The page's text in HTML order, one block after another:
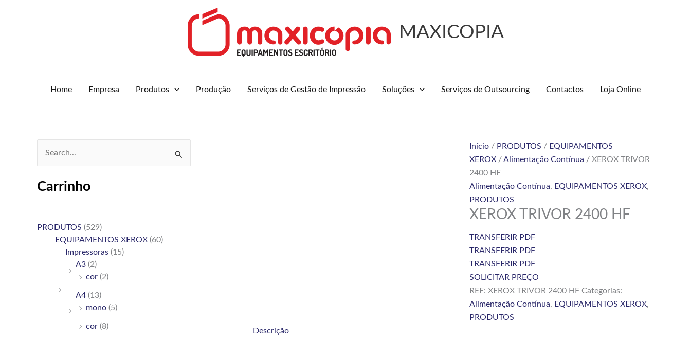
MAXICOPIA
Home Empresa Produtos Produção Serviços de Gestão de Impressão Soluções Serviços de Outsourcing Contactos Loja Online
a
Carrinho
PRODUTOS (529)
EQUIPAMENTOS XEROX (60)
Impressoras (15)
A3 (2)
cor (2)
A4 (13)
mono (5)
cor (8)
Início/ PRODUTOS / EQUIPAMENTOS
XEROX/Alimentação Contínua / XEROX TRIVOR
2400 HF
Alimentação Contínua, EQUIPAMENTOS XEROX,
PRODUTOS
XEROX TRIVOR 2400 HF
TRANSFERIR PDF
TRANSFERIR PDF
TRANSFERIR PDF
SOLICITAR PREÇO
REF: XEROX TRIVOR 2400 HF Categorias:
Alimentação Contínua, EQUIPAMENTOS XEROX,
PRODUTOS
Descrição